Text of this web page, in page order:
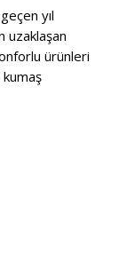
yıl
uzaklaşan
ürünleri